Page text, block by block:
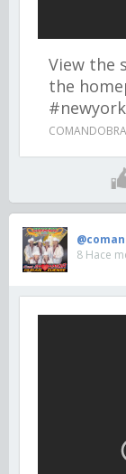
View the
the
#newyork
8 Hace